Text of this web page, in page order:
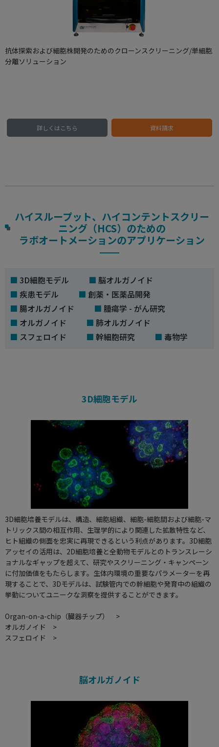
抗体探索および細胞株開発のためのクローンスクリーニング/単細胞
分離ソリューション
詳しくはこちら 資料請求
ハイスループット、ハイコンテントスクリー
ニング（HCS）のための
ラボオートメーションのアプリケーション
3D細胞モデル
脳オルガノイド
疾患モデル
創薬・医薬品開発
腸オルガノイド
腫瘍学 - がん研究
オルガノイド
肺オルガノイド
スフェロイド
幹細胞研究 毒物学
3D細胞モデル
3D細胞培養モデルは、構造、細胞組織、細胞-細胞間および細胞-マ
トリックス間の相互作用、生理学的により関連した拡散特性など、
ヒト組織の側面を忠実に再現できるという利点があります。3D細胞
アッセイの活用は、2D細胞培養と全動物モデルとのトランスレーシ
ョナルなギャップを超えて、研究やスクリーニング・キャンペーン
に付加価値をもたらします。生体内環境の重要なパラメーターを再
現することで、3Dモデルは、試験管内での幹細胞や発育中の組織の
挙動についてユニークな洞察を提供することができます。
Organ-on-a-chip（臓器チップ） >
オルガノイド >
スフェロイド >
脳オルガノイド